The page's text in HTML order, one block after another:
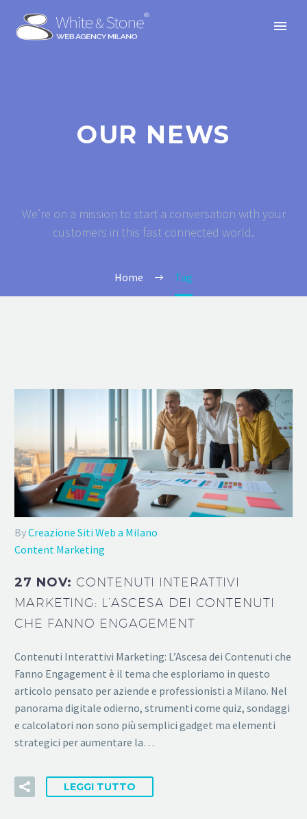
OUR NEWS
We’re on a mission to start a conversation with your
customers in this fast connected world.
Home Tag
ByCreazione Siti Web a Milano
Content Marketing
27 NOV:CONTENUTI INTERATTIVI
MARKETING: L’ASCESA DEI CONTENUTI
CHE FANNO ENGAGEMENT
Contenuti Interattivi Marketing: L’Ascesa dei Contenuti che
Fanno Engagement è il tema che esploriamo in questo
articolo pensato per aziende e professionisti a Milano. Nel
panorama digitale odierno, strumenti come quiz, sondaggi
e calcolatori non sono più semplici gadget ma elementi
strategici per aumentare la…
LEGGI TUTTO